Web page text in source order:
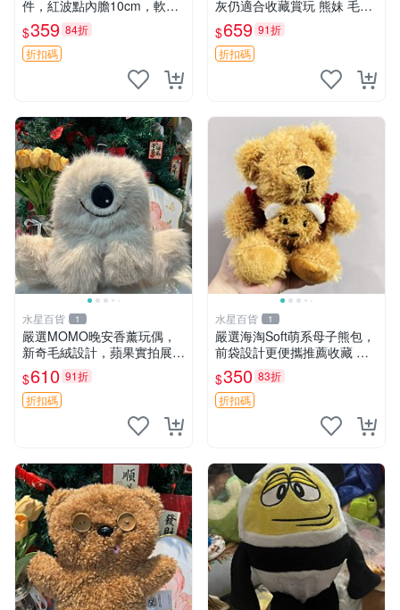
件，紅波點內膽10cm，軟糯
宜贈送收藏 咪熊 毛絨 掛件
$359 84折
折扣碼
灰仍適合收藏賞玩 熊妹 毛絨
玩具 浮雕熊
$659 91折
折扣碼
水星百貨 1
嚴選MOMO晚安香薰玩偶，
新奇毛絨設計，蘋果實拍展
示，成色極佳 晚安香薰 馮娃
娃 毛絨玩偶
$610 91折
折扣碼
水星百貨 1
嚴選海淘Soft萌系母子熊包，
前袋設計更便攜推薦收藏 母
子熊 軟綿綿 包包
$350 83折
折扣碼